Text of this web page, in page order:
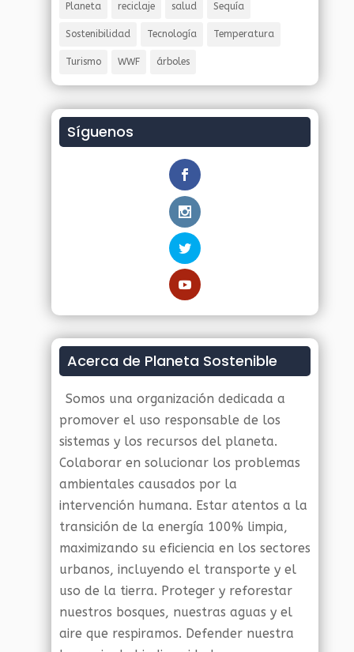
Planeta reciclaje salud Sequía
Sostenibilidad Tecnología Temperatura
Turismo WWF árboles
Síguenos
Acerca de Planeta Sostenible
Somos una organización dedicada a
promover el uso responsable de los
sistemas y los recursos del planeta.
Colaborar en solucionar los problemas
ambientales causados por la
intervención humana. Estar atentos a la
transición de la energía 100% limpia,
maximizando su eficiencia en los sectores
urbanos, incluyendo el transporte y el
uso de la tierra. Proteger y reforestar
nuestros bosques, nuestras aguas y el
aire que respiramos. Defender nuestra